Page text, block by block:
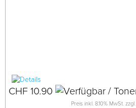
CHF 10.90
Preis inkl. 8.10% MwSt. zzgl.